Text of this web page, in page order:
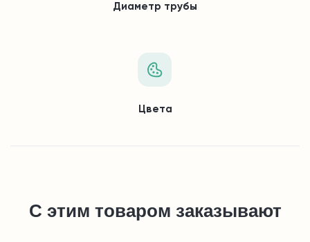
Диаметр трубы
Цвета
С этим товаром заказывают